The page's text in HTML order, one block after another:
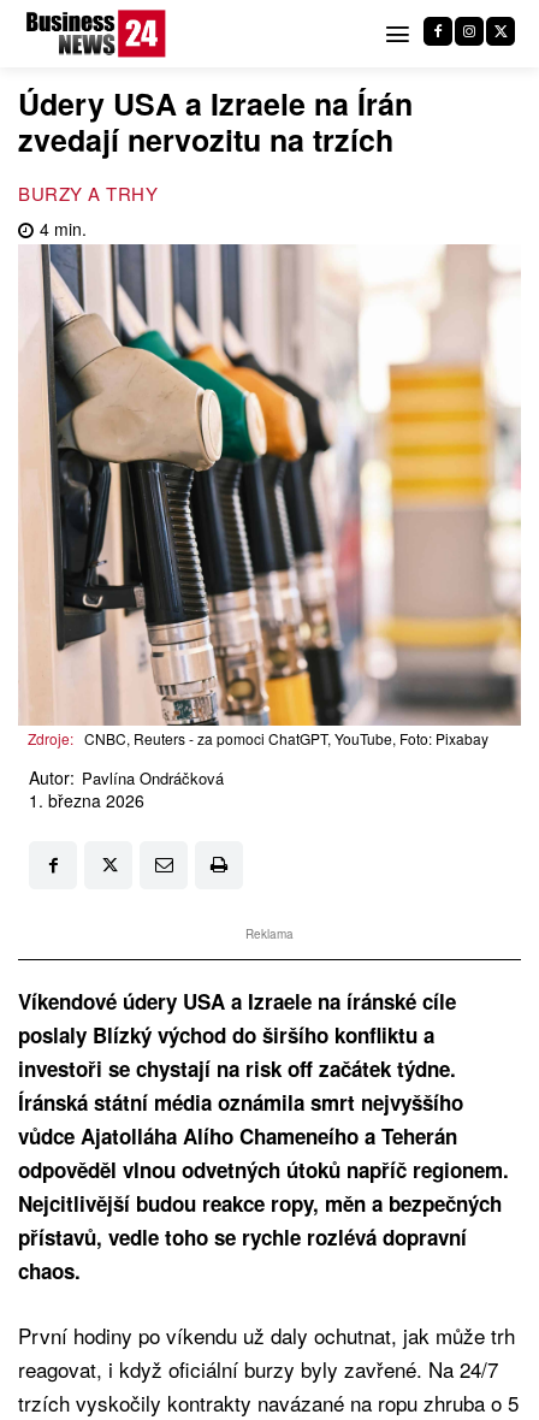
Údery USA a Izraele na Írán
zvedají nervozitu na trzích
BURZY A TRHY
4 min.
Zdroje: CNBC, Reuters - za pomoci ChatGPT, YouTube, Foto: Pixabay
Autor: Pavlína Ondráčková
1. března 2026
Reklama
Víkendové údery USA a Izraele na íránské cíle
poslaly Blízký východ do širšího konfliktu a
investoři se chystají na risk off začátek týdne.
Íránská státní média oznámila smrt nejvyššího
vůdce Ajatolláha Alího Chameneího a Teherán
odpověděl vlnou odvetných útoků napříč regionem.
Nejcitlivější budou reakce ropy, měn a bezpečných
přístavů, vedle toho se rychle rozlévá dopravní
chaos.
První hodiny po víkendu už daly ochutnat, jak může trh
reagovat, i když oficiální burzy byly zavřené. Na 24/7
trzích vyskočily kontrakty navázané na ropu zhruba o 5